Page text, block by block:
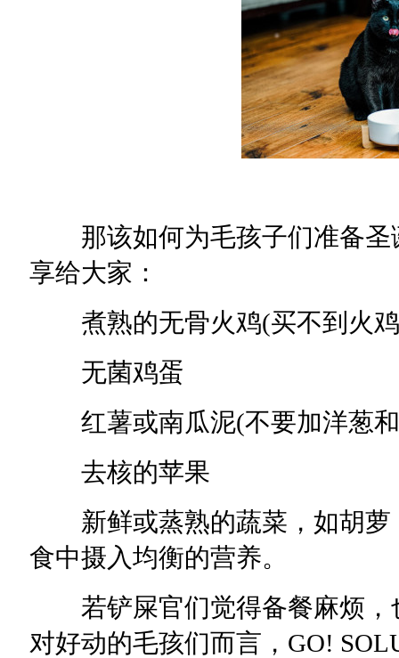
那该如何为毛孩子们准备圣
享给大家：
煮熟的无骨火鸡(买不到火鸡
无菌鸡蛋
红薯或南瓜泥(不要加洋葱
去核的苹果
新鲜或蒸熟的蔬菜，如胡萝
食中摄入均衡的营养。
若铲屎官们觉得备餐麻烦，
对好动的毛孩们而言，GO!